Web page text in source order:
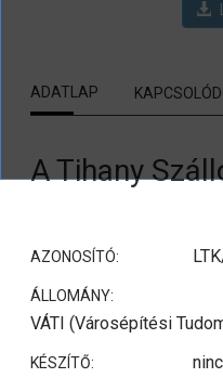
ADATLAP
A Tihany
AZONOSÍTÓ:
ÁLLOMÁNY:
VÁTI (Városépítési
KÉSZÍTŐ: